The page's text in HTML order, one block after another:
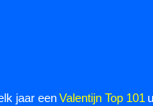
jaar eenValentijn Top 101